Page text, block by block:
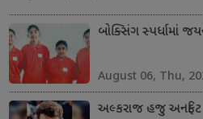
બોક્સિંગ સ્પર્ધામાં
August 06, Thu,
અલ્કરાજ હજુ અનફિટ